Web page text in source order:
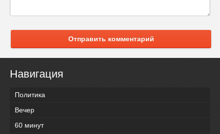
Отправить комментарий
Навигация
Политика
Вечер
60 минут